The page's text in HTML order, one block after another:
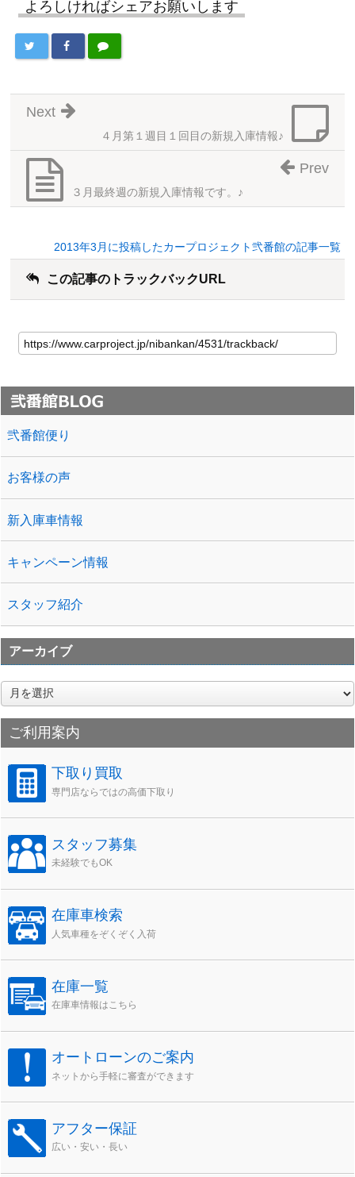
よろしければシェアお願いします
４月第１週目１回目の新規入庫情報♪
Next
３月最終週の新規入庫情報です。♪
Prev
2013年3月に投稿したカープロジェクト弐番館の記事一覧
この記事のトラックバックURL
弐番館便り
お客様の声
新入庫車情報
キャンペーン情報
スタッフ紹介
アーカイブ
ア
ー
カ
イ
ブ
ご利用案内
下取り買取
専門店ならではの高価下取り
スタッフ募集
未経験でもOK
在庫車検索
人気車種をぞくぞく入荷
在庫一覧
在庫車情報はこちら
オートローンのご案内
ネットから手軽に審査ができます
アフター保証
広い・安い・長い